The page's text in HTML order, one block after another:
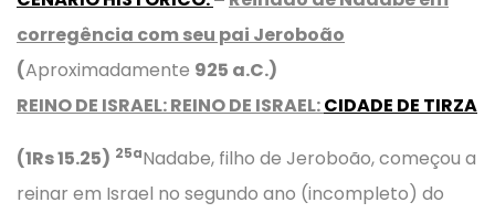
corregência com seu pai Jeroboão
(Aproximadamente 925 a.C.)
REINO DE ISRAEL: REINO DE ISRAEL:CIDADE DE TIRZA
(1Rs 15.25) 25aNadabe, filho de Jeroboão, começou a
reinar em Israel no segundo ano (incompleto) do